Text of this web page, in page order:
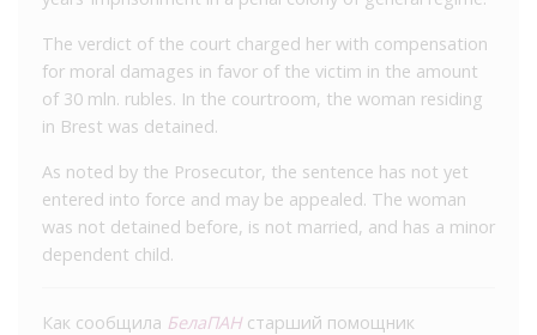
The verdict of the court charged her with compensation
for moral damages in favor of the victim in the amount
of 30 mln. rubles. In the courtroom, the woman residing
in Brest was detained.
As noted by the Prosecutor, the sentence has not yet
entered into force and may be appealed. The woman
was not detained before, is not married, and has a minor
dependent child.
Как сообщила БелаПАНстарший помощник